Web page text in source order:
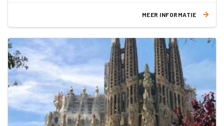
uitmaken van het Marina & Yard Pavilion, het paviljoen gewijd
MEER INFORMATIE